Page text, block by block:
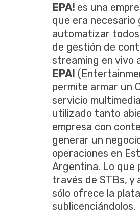
EPA! es una
que era
automatizar todos
de gestión de
streaming en vivo
EPA!
permite armar un
servicio
utilizado tanto
empresa con
generar un
operaciones en
Argentina. Lo que
través de STBs, y
sólo ofrece la
sublicenciándolos.